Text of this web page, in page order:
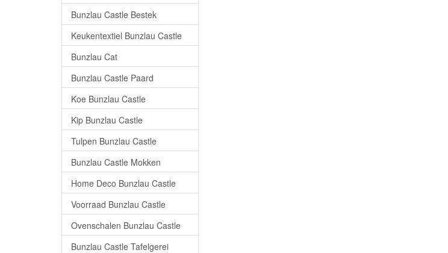
Bunzlau Castle Bestek
Keukentextiel Bunzlau Castle
Bunzlau Cat
Bunzlau Castle Paard
Koe Bunzlau Castle
Kip Bunzlau Castle
Tulpen Bunzlau Castle
Bunzlau Castle Mokken
Home Deco Bunzlau Castle
Voorraad Bunzlau Castle
Ovenschalen Bunzlau Castle
Bunzlau Castle Tafelgerei